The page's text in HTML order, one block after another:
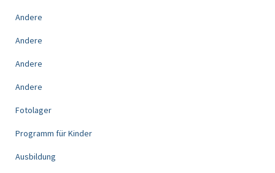
Andere
Andere
Andere
Andere
Fotolager
Programm für Kinder
Ausbildung